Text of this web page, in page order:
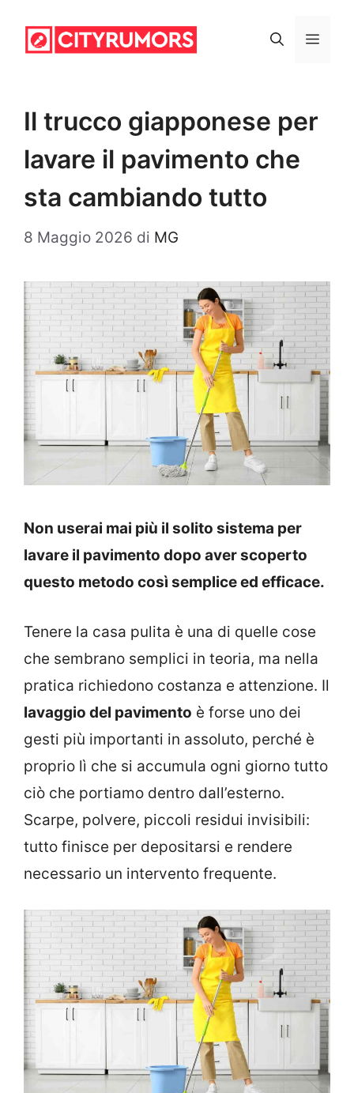
Menu
Il trucco giapponese per
lavare il pavimento che
sta cambiando tutto
8 Maggio 2026 di MG
Non userai mai più il solito sistema per
lavare il pavimento dopo aver scoperto
questo metodo così semplice ed efficace.
Tenere la casa pulita è una di quelle cose
che sembrano semplici in teoria, ma nella
pratica richiedono costanza e attenzione. Il
lavaggio del pavimento è forse uno dei
gesti più importanti in assoluto, perché è
proprio lì che si accumula ogni giorno tutto
ciò che portiamo dentro dall’esterno.
Scarpe, polvere, piccoli residui invisibili:
tutto finisce per depositarsi e rendere
necessario un intervento frequente.